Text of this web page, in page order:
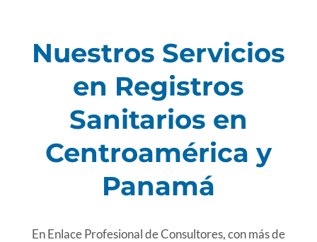
Nuestros Servicios
en Registros
Sanitarios en
Centroamérica y
Panamá
En Enlace Profesional de Consultores, con más de